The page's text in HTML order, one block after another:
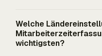
Regel, die der EU-CJEU-
entspricht.
Welche
wichtigsten?